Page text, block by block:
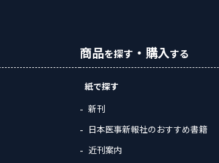
商品を探す ・購入する
紙で探す
新刊
日本医事新報社のおすすめ書籍
近刊案内